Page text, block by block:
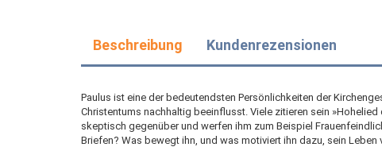
Beschreibung Kundenrezensionen
Paulus ist eine der bedeutendsten Persönlichkeiten der
Christentums nachhaltig beeinflusst. Viele zitieren sein
skeptisch gegenüber und werfen ihm zum Beispiel
Briefen? Was bewegt ihn, und was motiviert ihn dazu, sein